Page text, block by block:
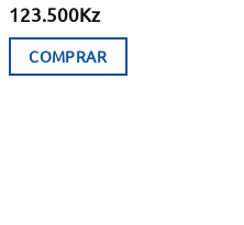
123.500Kz
COMPRAR